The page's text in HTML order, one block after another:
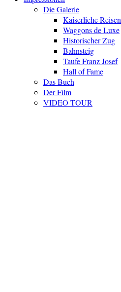
Die Galerie
Kaiserliche Reisen
Waggons de Luxe
Historischer Zug
Bahnsteig
Taufe Franz Josef
Hall of Fame
Das Buch
Der Film
VIDEO TOUR